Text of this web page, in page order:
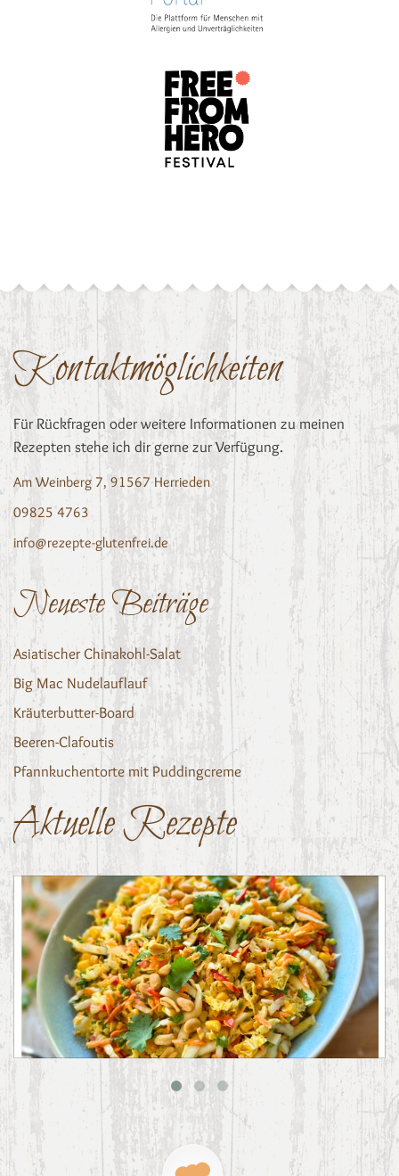
Kontaktmöglichkeiten
Für Rückfragen oder weitere Informationen zu meinen
Rezepten stehe ich dir gerne zur Verfügung.
Am Weinberg 7, 91567 Herrieden
09825 4763
info@rezepte-glutenfrei.de
Neueste Beiträge
Asiatischer Chinakohl-Salat
Big Mac Nudelauflauf
Kräuterbutter-Board
Beeren-Clafoutis
Pfannkuchentorte mit Puddingcreme
Aktuelle Rezepte
Asiatischer Chinakohl-Salat